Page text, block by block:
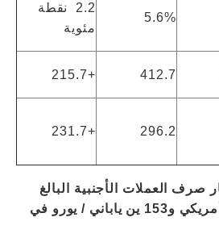
5.6%
2.2 نقطة
مئوية
412.7
+215.7
296.2
+231.7
العملات الأجنبية البالغ
141 ين ياباني / دولار أمريكي و153 ين ياباني / يورو في